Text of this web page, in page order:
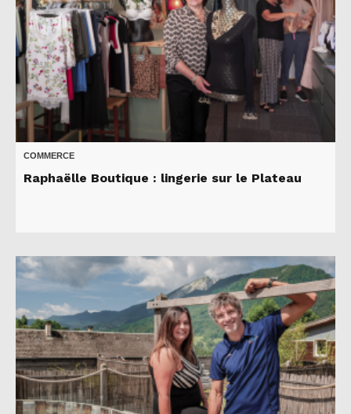
COMMERCE
Raphaëlle Boutique : lingerie sur le Plateau